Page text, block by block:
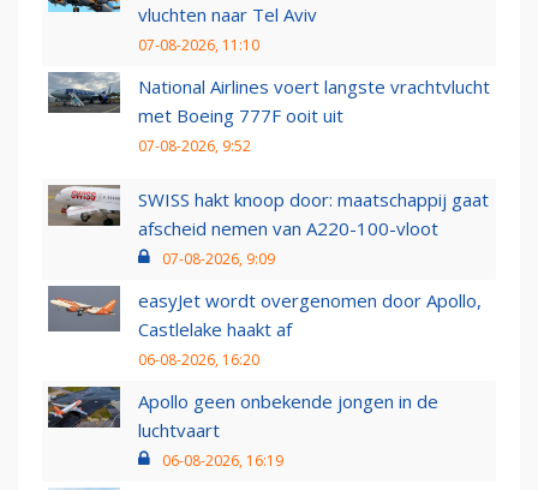
vluchten naar Tel Aviv
07-08-2026, 11:10
National Airlines voert langste vrachtvlucht
met Boeing 777F ooit uit
07-08-2026, 9:52
SWISS hakt knoop door: maatschappij gaat
afscheid nemen van A220-100-vloot
07-08-2026, 9:09
easyJet wordt overgenomen door Apollo,
Castlelake haakt af
06-08-2026, 16:20
Apollo geen onbekende jongen in de
luchtvaart
06-08-2026, 16:19